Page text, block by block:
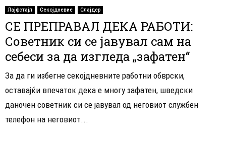
Лајфстајл Секојдневие Слајдер
СЕ ПРЕПРАВАЛ ДЕКА РАБОТИ:
Советник си се јавувал сам на
себеси за да изгледа „зафатен“
За да ги избегне секојдневните работни обврски,
оставајќи впечаток дека е многу зафатен, шведски
даночен советник си се јавувал од неговиот службен
телефон на неговиот...